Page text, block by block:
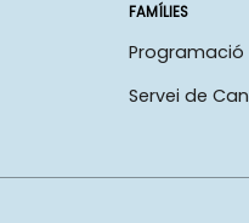
FAMÍLIES
Servei de